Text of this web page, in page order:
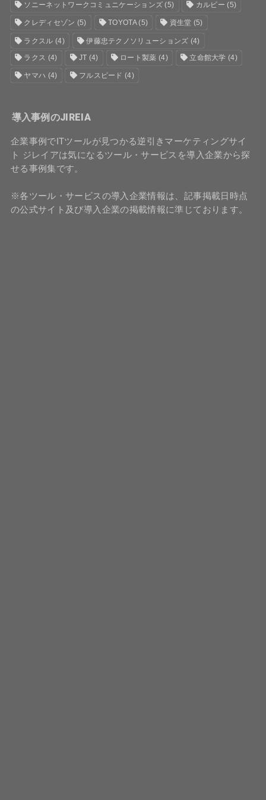
ソニーネットワークコミュニケーションズ (5) カルビー (5)
クレディセゾン (5) TOYOTA(5) 資生堂 (5)
ラクスル (4) 伊藤忠テクノソリューションズ (4)
ラクス (4) JT (4) ロート製薬 (4) 立命館大学 (4)
ヤマハ (4) フルスピード (4)
導入事例のJIREIA
企業事例でITツールが見つかる逆引きマーケティングサイ
ト ジレイアは気になるツール・サービスを導入企業から探
せる事例集です。
※各ツール・サービスの導入企業情報は、記事掲載日時点
の公式サイト及び導入企業の掲載情報に準じております。